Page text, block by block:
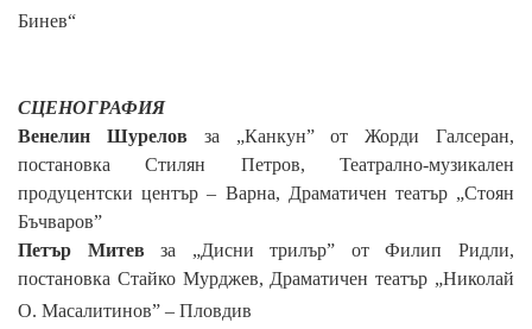
Бинев“
СЦЕНОГРАФИЯ
Венелин Шурелов за „Канкун” от Жорди Галсеран,
постановка Стилян Петров, Театрално-музикален
продуцентски център – Варна, Драматичен театър „Стоян
Бъчваров”
Петър Митев за „Дисни трилър” от Филип Ридли,
постановка Стайко Мурджев, Драматичен театър „Николай
О. Масалитинов” – Пловдив